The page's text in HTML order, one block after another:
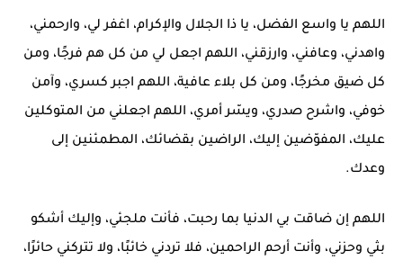
اللهم يا واسع الفضل، يا ذا الجلال والإكرام، اغفر لي، وارحمني،
واهدني، وعافني، وارزقني، اللهم اجعل لي من كل هم فرجًا، ومن
كل ضيق مخرجًا، ومن كل بلاء عافية، اللهم اجبر كسري، وآمن
خوفي، واشرح صدري، ويسّر أمري، اللهم اجعلني من المتوكلين
عليك، المفوّضين إليك، الراضين بقضائك، المطمئنين إلى
وعدك.
اللهم إن ضاقت بي الدنيا بما رحبت، فأنت ملجئي، وإليك أشكو
بثي وحزني، وأنت أرحم الراحمين، فلا تردني خائبًا، ولا تتركني حائرًا،